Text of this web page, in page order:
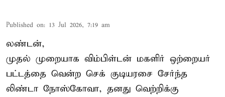
Published on: 13 Jul 2026, 7:19 am
லண்டன்,
முதல் முறையாக விம்பிள்டன் மகளிர் ஒற்றையர்
பட்டத்தை வென்ற செக் குடியரசை சேர்ந்த
லிண்டா நோஸ்கோவா, தனது வெற்றிக்கு